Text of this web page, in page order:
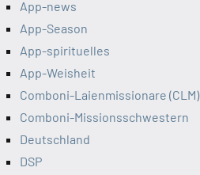
App-news
App-Season
App-spirituelles
App-Weisheit
Comboni-Laienmissionare (CLM)
Comboni-Missionsschwestern
Deutschland
DSP